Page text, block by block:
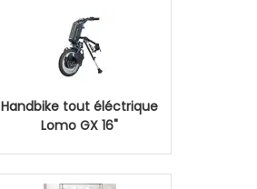
Handbike tout éléctrique
Lomo GX 16"